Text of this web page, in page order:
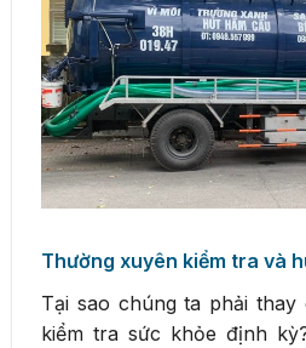
Thường xuyên kiểm tra và
Tại sao chúng ta phải
kiểm tra sức khỏe định